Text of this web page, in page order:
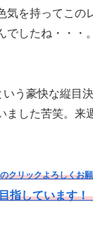
気を持ってこの
でしたね・・・
う豪快な縦目
ました苦笑。来
クリックよろしくお
指しています！